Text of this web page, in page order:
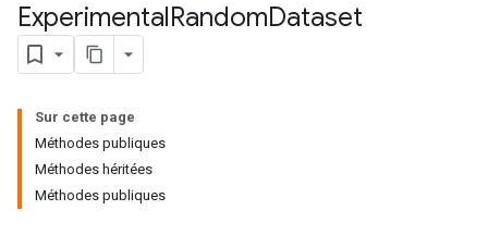
ExperimentalRandomDataset
Sur cette page
Méthodes publiques
Méthodes héritées
Méthodes publiques